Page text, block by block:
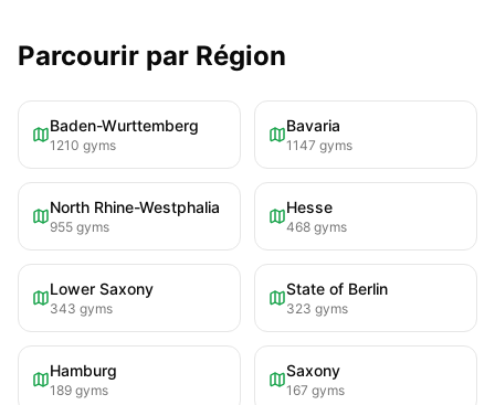
Parcourir par Région
Baden-Wurttemberg
1210 gyms
Bavaria
1147 gyms
North Rhine-Westphalia
955 gyms
Hesse
468 gyms
Lower Saxony
343 gyms
State of Berlin
323 gyms
Hamburg
189 gyms
Saxony
167 gyms